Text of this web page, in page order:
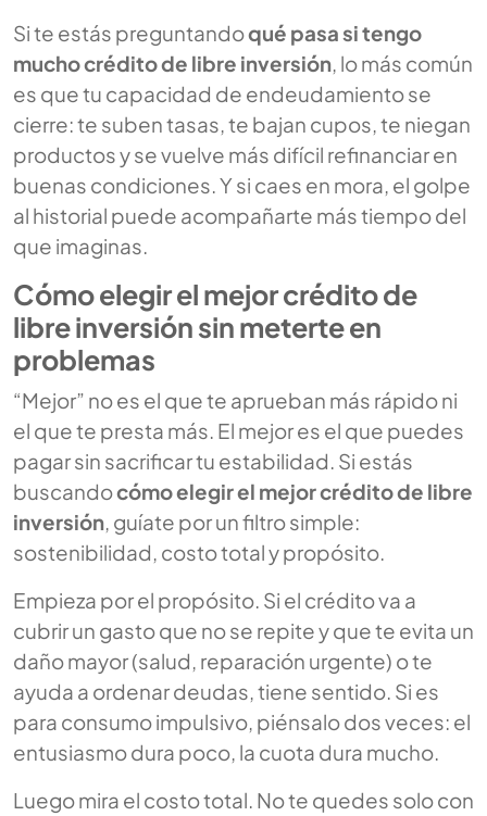
Si te estás preguntandoqué pasa si tengo
mucho crédito de libre inversión, lo más común
es que tu capacidad de endeudamiento se
cierre: te suben tasas, te bajan cupos, te niegan
productos y se vuelve más difícil refinanciar en
buenas condiciones. Y si caes en mora, el golpe
al historial puede acompañarte más tiempo del
que imaginas.
Cómo elegir el mejor crédito de
libre inversión sin meterte en
problemas
“Mejor” no es el que te aprueban más rápido ni
el que te presta más. El mejor es el que puedes
pagar sin sacrificar tu estabilidad. Si estás
buscandocómo elegir el mejor crédito de libre
inversión, guíate por un filtro simple:
sostenibilidad, costo total y propósito.
Empieza por el propósito. Si el crédito va a
cubrir un gasto que no se repite y que te evita un
daño mayor (salud, reparación urgente) o te
ayuda a ordenar deudas, tiene sentido. Si es
para consumo impulsivo, piénsalo dos veces: el
entusiasmo dura poco, la cuota dura mucho.
Luego mira el costo total. No te quedes solo con